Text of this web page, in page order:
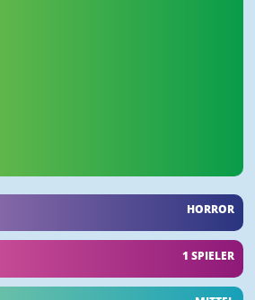
HORROR
1 SPIELER